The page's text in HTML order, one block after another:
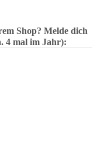
Shop? Melde dich
4 mal im Jahr):